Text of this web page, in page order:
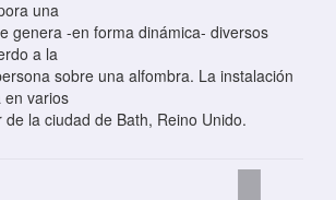
una
genera -en forma dinámica- diversos
a la
sobre una alfombra. La instalación
en varios
la ciudad de Bath, Reino Unido.